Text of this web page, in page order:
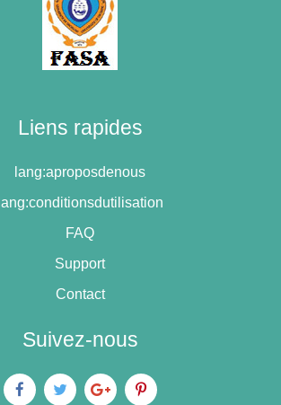
Liens rapides
lang:aproposdenous
lang:conditionsdutilisation
FAQ
Support
Contact
Suivez-nous